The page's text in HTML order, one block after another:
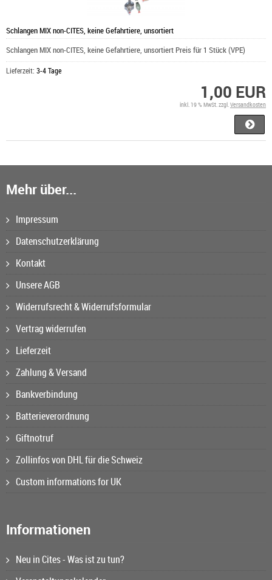
Schlangen MIX non-CITES, keine Gefahrtiere, unsortiert
Schlangen MIX non-CITES, keine Gefahrtiere, unsortiert Preis für 1 Stück (VPE)
Lieferzeit: 3-4 Tage
1,00 EUR
inkl. 19 % MwSt. zzgl.Versandkosten
Mehr über...
Impressum
Datenschutzerklärung
Kontakt
Unsere AGB
Widerrufsrecht & Widerrufsformular
Vertrag widerrufen
Lieferzeit
Zahlung & Versand
Bankverbindung
Batterieverordnung
Giftnotruf
Zollinfos von DHL für die Schweiz
Custom informations for UK
Informationen
Neu in Cites - Was ist zu tun?